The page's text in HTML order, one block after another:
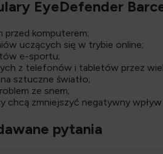
EyeDefender
przed komputerem;
uczących się w trybie online;
e-sportu;
z telefonów i tabletów przez
sztuczne światło;
ze snem;
chcą zmniejszyć negatywny
pytania